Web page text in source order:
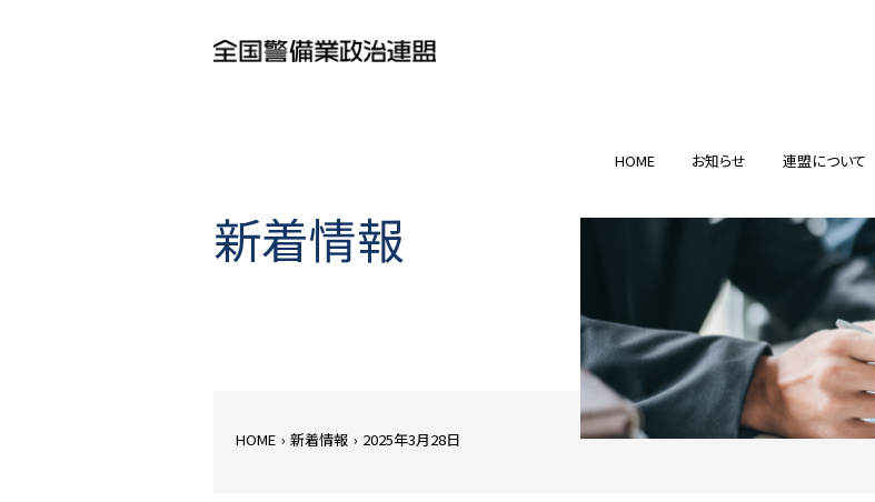
HOME お知らせ 連盟について
新着情報
HOME › 新着情報 › 2025年3月28日